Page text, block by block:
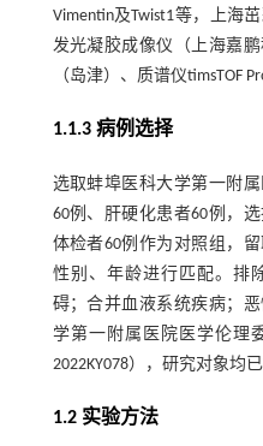
Vimentin及Twist1等，上海
发光凝胶成像仪（上海嘉
（岛津）、质谱仪timsTOF
1.1.3 病例选择
选取蚌埠医科大学第一附
60例、肝硬化患者60例，
体检者60例作为对照组，
性别、年龄进行匹配。排
碍；合并血液系统疾病；
学第一附属医院医学伦理
2022KY078），研究对象均
1.2 实验方法